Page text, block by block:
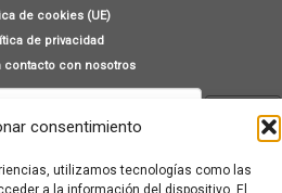
consentimiento
utilizamos tecnologías como las
a la información del dispositivo. El
de cookies (UE)
de privacidad
contacto con nosotros